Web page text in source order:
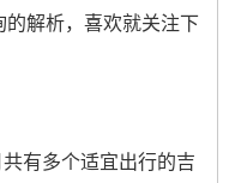
解析，喜欢就关注下
有多个适宜出行的吉